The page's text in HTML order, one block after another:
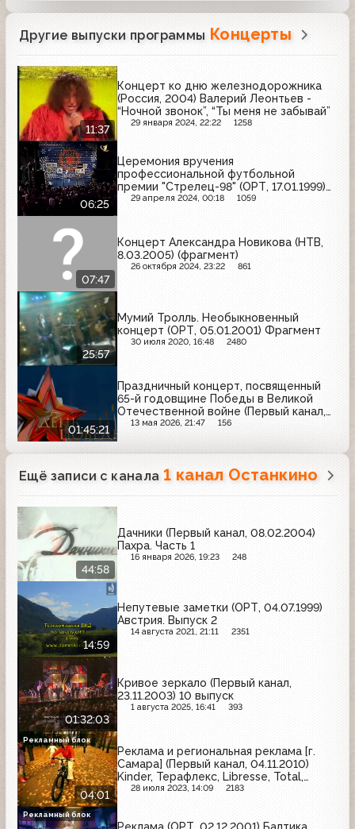
Другие выпуски программы Концерты
11:37
Концерт ко дню железнодорожника
(Россия, 2004) Валерий Леонтьев -
“Ночной звонок”, “Ты меня не забывай”
29 января 2024, 22:22 1258
06:25
Церемония вручения
профессиональной футбольной
премии "Стрелец-98" (ОРТ, 17.01.1999)
Фрагмент
29 апреля 2024, 00:18 1059
07:47
Концерт Александра Новикова (НТВ,
8.03.2005) (фрагмент)
26 октября 2024, 23:22 861
25:57
Мумий Тролль. Необыкновенный
концерт (ОРТ, 05.01.2001) Фрагмент
30 июля 2020, 16:48 2480
01:45:21
Праздничный концерт, посвященный
65-й годовщине Победы в Великой
Отечественной войне (Первый канал,
09.05.2010)
13 мая 2026, 21:47 156
Ещё записи с канала 1 канал Останкино
44:58
Дачники (Первый канал, 08.02.2004)
Пахра. Часть 1
16 января 2026, 19:23 248
14:59
Непутевые заметки (ОРТ, 04.07.1999)
Австрия. Выпуск 2
14 августа 2021, 21:11 2351
01:32:03
Кривое зеркало (Первый канал,
23.11.2003) 10 выпуск
1 августа 2025, 16:41 393
04:01
Реклама и региональная реклама [г.
Самара] (Первый канал, 04.11.2010)
Kinder, Терафлекс, Libresse, Total,
Пенталгин-Н, Росбанк, АнтиГриппин,
28 июля 2023, 14:09 2183
Рекламный блок
Реклама (ОРТ, 02.12.2001) Балтика,
Рекламный блок